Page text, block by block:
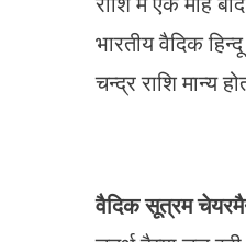
भारतीय वैदिक
चन्द्र राशि मान्य
वैदिक सूत्रम